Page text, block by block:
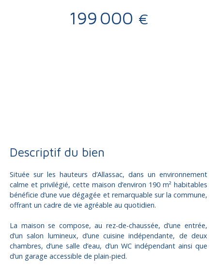
199 000 €
Descriptif du bien
Située sur les hauteurs d’Allassac, dans un environnement
calme et privilégié, cette maison d’environ 190 m² habitables
bénéficie d’une vue dégagée et remarquable sur la commune,
offrant un cadre de vie agréable au quotidien.
La maison se compose, au rez-de-chaussée, d’une entrée,
d’un salon lumineux, d’une cuisine indépendante, de deux
chambres, d’une salle d’eau, d’un WC indépendant ainsi que
d’un garage accessible de plain-pied.